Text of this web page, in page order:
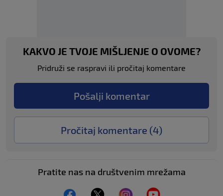
KAKVO JE TVOJE MIŠLJENJE O OVOME?
Pridruži se raspravi ili pročitaj komentare
Pošalji komentar
Pročitaj komentare (4)
Pratite nas na društvenim mrežama